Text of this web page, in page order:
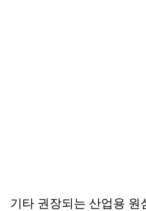
기타 권장되는 산업용 원